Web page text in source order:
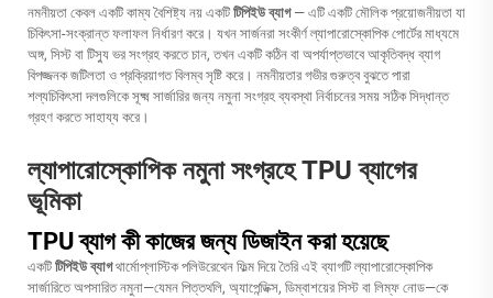
নমনীয়তা কেবল একটি কাম্য বৈশিষ্ট্য নয় একটি টিপিইউ ব্যাগ — এটি একটি মৌলিক প্রয়োজনীয়তা যা
চিকিৎসা-সংক্রান্ত ফলাফল নির্ধারণ করে। যখন সার্জনরা সংকীর্ণ ল্যাপারোস্কোপিক পোর্টের মাধ্যমে
অঙ্গ, সিস্ট বা টিস্যু ভর সংগ্রহ করতে চান, তখন একটি কঠিন বা অপর্যাপ্তভাবে আকৃতিবদ্ধ ব্যাগ
বিপজ্জনক জটিলতা ও প্রক্রিয়াগত বিলম্ব সৃষ্টি করে। নমনীয়তার গভীর গুরুত্ব বুঝতে পারা
শল্যচিকিৎসা দলগুলিকে সূক্ষ্ম সার্জারির জন্য নমুনা সংগ্রহ ব্যবস্থা নির্বাচনের সময় সঠিক সিদ্ধান্ত
গ্রহণ করতে সাহায্য করে।
ল্যাপারোস্কোপিক নমুনা সংগ্রহে TPU ব্যাগের
ভূমিকা
TPU ব্যাগ কী কাজের জন্য ডিজাইন করা হয়েছে
একটি টিপিইউ ব্যাগথার্মোপ্লাস্টিক পলিউরেথেন ফিল্ম দিয়ে তৈরি এই ব্যাগটি ল্যাপারোস্কোপিক
সার্জারিতে অপসারিত নমুনা—যেমন পিত্তথলি, অ্যাপেন্ডিক্স, ডিম্বাশয়ের সিস্ট বা লিম্ফ নোড—কে